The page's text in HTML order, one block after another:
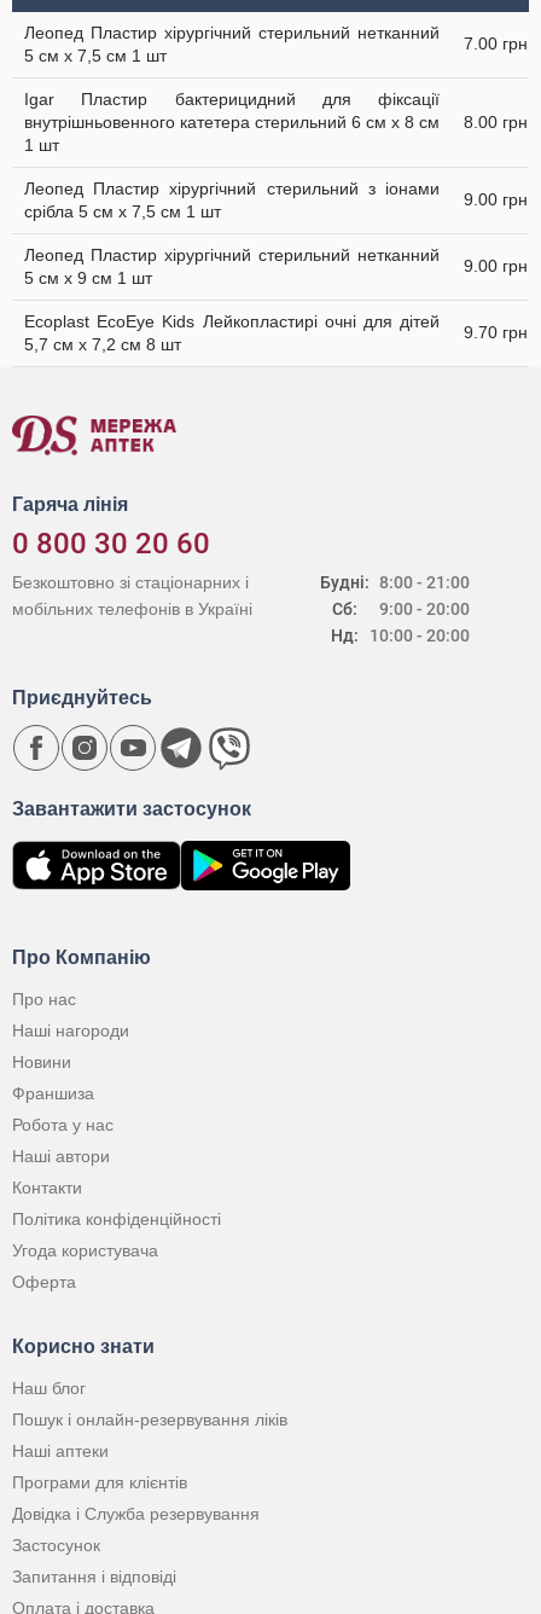
Леопед Пластир хірургічний стерильний нетканний
5 см х 7,5 см 1 шт
7.00 грн
Igar Пластир бактерицидний для фіксації
внутрішньовенного катетера стерильний 6 см х 8 см
1 шт
8.00 грн
Леопед Пластир хірургічний стерильний з іонами
срібла 5 см х 7,5 см 1 шт
9.00 грн
Леопед Пластир хірургічний стерильний нетканний
5 см х 9 см 1 шт
9.00 грн
Ecoplast EcoEye Kids Лейкопластирі очні для дітей
5,7 см x 7,2 см 8 шт
9.70 грн
Гаряча лінія
0 800 30 20 60
Будні:
Сб:
Нд:
8:00 - 21:00
9:00 - 20:00
10:00 - 20:00
Безкоштовно зі стаціонарних і
мобільних телефонів в Україні
Про Компанію
Про нас
Наші нагороди
Новини
Франшиза
Робота у нас
Наші автори
Контакти
Політика конфіденційності
Угода користувача
Оферта
Корисно знати
Наш блог
Пошук і онлайн-резервування ліків
Наші аптеки
Програми для клієнтів
Довідка і Служба резервування
Застосунок
Запитання і відповіді
Оплата і доставка
Завантажити застосунок
Приєднуйтесь